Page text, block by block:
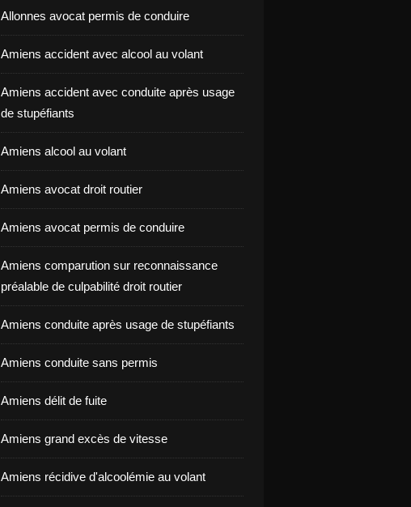
Allonnes avocat permis de conduire
Amiens accident avec alcool au volant
Amiens accident avec conduite après usage
de stupéfiants
Amiens alcool au volant
Amiens avocat droit routier
Amiens avocat permis de conduire
Amiens comparution sur reconnaissance
préalable de culpabilité droit routier
Amiens conduite après usage de stupéfiants
Amiens conduite sans permis
Amiens délit de fuite
Amiens grand excès de vitesse
Amiens récidive d'alcoolémie au volant